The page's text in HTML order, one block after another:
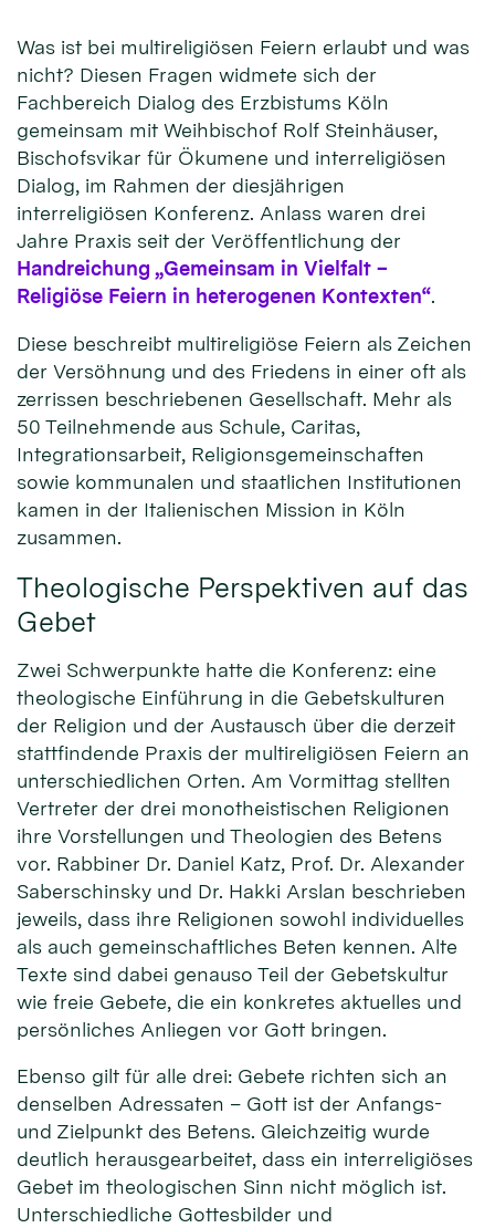
Was ist bei multireligiösen Feiern erlaubt und was
nicht? Diesen Fragen widmete sich der
Fachbereich Dialog des Erzbistums Köln
gemeinsam mit Weihbischof Rolf Steinhäuser,
Bischofsvikar für Ökumene und interreligiösen
Dialog, im Rahmen der diesjährigen
interreligiösen Konferenz. Anlass waren drei
Jahre Praxis seit der Veröffentlichung der
Handreichung „Gemeinsam in Vielfalt –
Religiöse Feiern in heterogenen Kontexten“.
Diese beschreibt multireligiöse Feiern als Zeichen
der Versöhnung und des Friedens in einer oft als
zerrissen beschriebenen Gesellschaft. Mehr als
50 Teilnehmende aus Schule, Caritas,
Integrationsarbeit, Religionsgemeinschaften
sowie kommunalen und staatlichen Institutionen
kamen in der Italienischen Mission in Köln
zusammen.
Theologische Perspektiven auf das
Gebet
Zwei Schwerpunkte hatte die Konferenz: eine
theologische Einführung in die Gebetskulturen
der Religion und der Austausch über die derzeit
stattfindende Praxis der multireligiösen Feiern an
unterschiedlichen Orten. Am Vormittag stellten
Vertreter der drei monotheistischen Religionen
ihre Vorstellungen und Theologien des Betens
vor. Rabbiner Dr. Daniel Katz, Prof. Dr. Alexander
Saberschinsky und Dr. Hakki Arslan beschrieben
jeweils, dass ihre Religionen sowohl individuelles
als auch gemeinschaftliches Beten kennen. Alte
Texte sind dabei genauso Teil der Gebetskultur
wie freie Gebete, die ein konkretes aktuelles und
persönliches Anliegen vor Gott bringen.
Ebenso gilt für alle drei: Gebete richten sich an
denselben Adressaten – Gott ist der Anfangs-
und Zielpunkt des Betens. Gleichzeitig wurde
deutlich herausgearbeitet, dass ein interreligiöses
Gebet im theologischen Sinn nicht möglich ist.
Unterschiedliche Gottesbilder und